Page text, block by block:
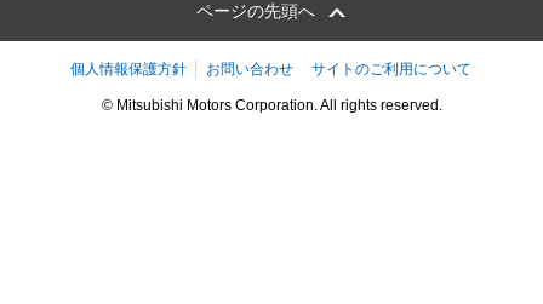
ページの先頭へ
個人情報保護方針 お問い合わせ サイトのご利用について
© Mitsubishi Motors Corporation. All rights reserved.